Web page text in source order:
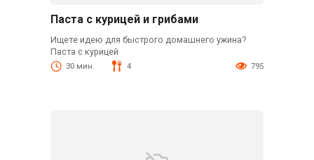
Паста с курицей и грибами
Ищете идею для быстрого домашнего ужина?
Паста с курицей
30 мин. 4 795